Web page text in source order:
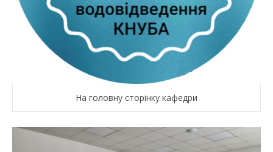
На головну сторінку кафедри